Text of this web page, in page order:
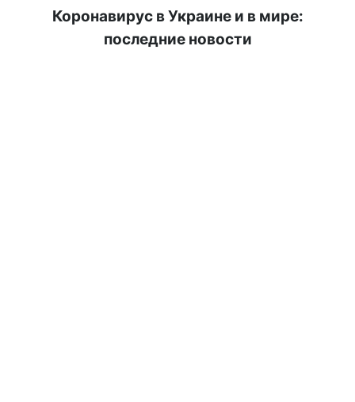
Коронавирус в Украине и в мире:
последние новости